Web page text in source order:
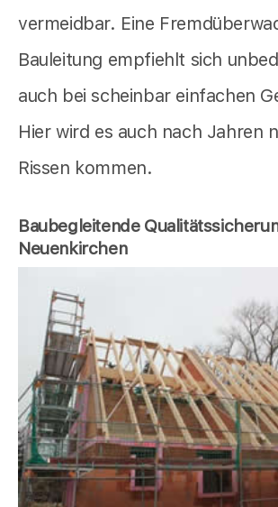
vermeidbar. Eine
Bauleitung empfiehlt sich
auch bei scheinbar einfachen
Hier wird es auch nach Jahren
Rissen kommen.
Baubegleitende
Neuenkirchen